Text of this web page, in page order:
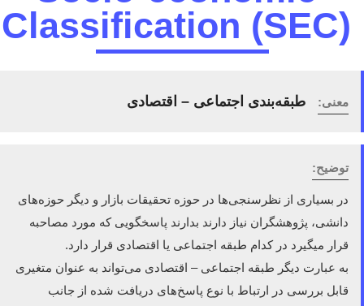
Classification (SEC)
معنی: طبقه‌بندی اجتماعی – اقتصادی
توضیح:
در بسیاری از نظرسنجی­‌ها در حوزه تحقیقات بازار و دیگر حوزه­‌های
دانشی، پژوهشگران نیاز دارند بدارند پاسخگویی که مورد مصاحبه
قرار می­گیرد در کدام طبقه اجتماعی یا اقتصادی قرار دارد.
به عبارت دیگر طبقه اجتماعی – اقتصادی می­‌تواند به عنوان متغیری
قابل بررسی در ارتباط با نوع پاسخ­‌های دریافت شده از جانب